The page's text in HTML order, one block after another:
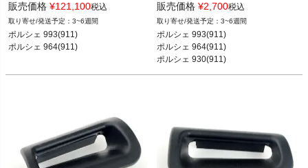
ポルシェ 993(911) カレラ／カレラ4／
ターボ／カレラRS／カレラ4S／ター
ボS／カレラS 93-97
／カレラRS／ターボ 89-93
販売価格 ¥121,100税込
3~6週間
ポルシェ 993(911)
ポルシェ 993(911) カレラ／カレラ4／
ターボ／カレラRS／カレラ4S／ター
ボS／カレラS 93-97
ポルシェ 964(911) カレラ2／カレラ4
／カレラRS／ターボ 89-93
ポルシェ 930(911) カレラ／ターボ 87
販売価格 ¥2,700税込
3~6週間
ポルシェ 993(911)
ポルシェ 964(911)
ポルシェ 930(911)